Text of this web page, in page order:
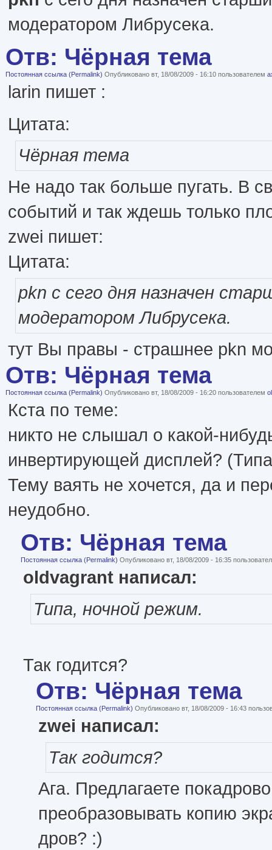
модератором Либрусека.
Отв: Чёрная тема
Постоянная ссылка (Permalink) Опубликовано вт, 18/08/2009 - 16:10 пользователем
larin пишет :
Цитата:
Чёрная тема
Не надо так больше пугать. В
событий и так ждешь только
zwei пишет:
Цитата:
pkn с сего дня назначен
модератором Либрусека.
тут Вы правы - страшнее pkn
Отв: Чёрная тема
Постоянная ссылка (Permalink) Опубликовано вт, 18/08/2009 - 16:20 пользователем
Кста по теме:
никто не слышал о какой-
инвертирующей дисплей?
Тему ваять не хочется, да и
неудобно.
Отв: Чёрная тема
Постоянная ссылка (Permalink) Опубликовано вт, 18/08/2009 - 16:35
oldvagrant написал:
Типа, ночной режим.
Так годится?
Отв: Чёрная тема
Постоянная ссылка (Permalink) Опубликовано вт, 18/08/2009 - 16:43
zwei написал:
Так годится?
Ага. Предлагаете покадрово
преобразовывать копию
дров? :)